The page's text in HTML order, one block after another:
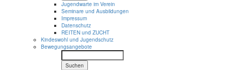
Jugendwarte im Verein
Seminare und Ausbildungen
Impressum
Datenschutz
REITEN und ZUCHT
Kindeswohl und Jugendschutz
Bewegungsangebote
Suchen